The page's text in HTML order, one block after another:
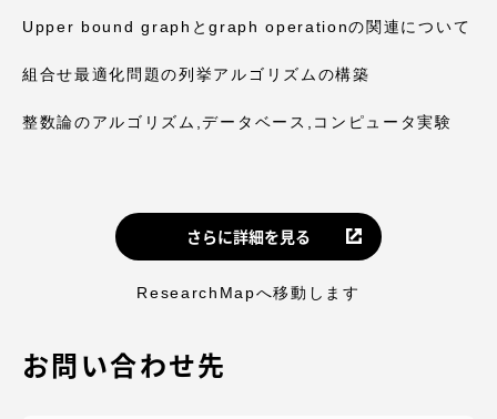
Upper bound graphとgraph operationの関連について
組合せ最適化問題の列挙アルゴリズムの構築
整数論のアルゴリズム,データベース,コンピュータ実験
さらに詳細を見る
ResearchMapへ移動します
お問い合わせ先